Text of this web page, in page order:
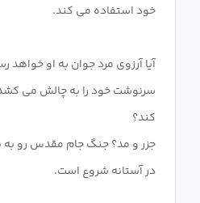
آیا آرزوی مرد جوان به او خواهد
سرنوشت خود را به چالش می کشد
جزر و مد؟ جنگ جام مقدس رو به